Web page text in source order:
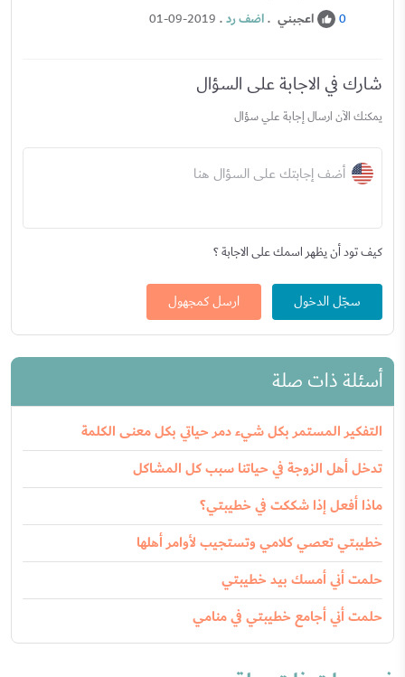
0 اعجبني .اضف رد.
01-09-2019
شارك في الاجابة على السؤال
يمكنك الآن ارسال إجابة علي سؤال
أضف إجابتك على السؤال هنا
كيف تود أن يظهر اسمك على الاجابة ؟
سجّل الدخول ارسل كمجهول
أسئلة ذات صلة
التفكير المستمر بكل شيء دمر حياتي بكل معنى الكلمة
تدخل أهل الزوجة في حياتنا سبب كل المشاكل
ماذا أفعل إذا شككت في خطيبتي؟
خطيبتي تعصي كلامي وتستجيب لأوامر أهلها
حلمت أني أمسك بيد خطيبتي
حلمت أني أجامع خطيبتي في منامي